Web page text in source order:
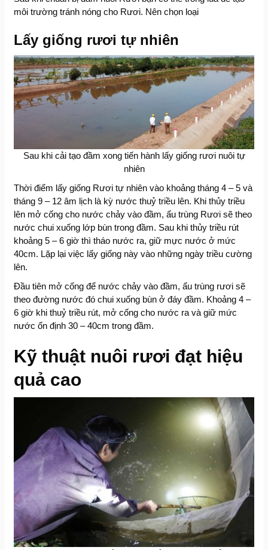
môi trường tránh nóng cho Rươi. Nên chọn loại
Lấy giống rươi tự nhiên
Sau khi cải tạo đầm xong tiến hành lấy giống rươi nuôi tự
nhiên
Thời điểm lấy giống Rươi tự nhiên vào khoảng tháng 4 – 5 và
tháng 9 – 12 âm lịch là kỳ nước thuỷ triều lên. Khi thủy triều
lên mở cống cho nước chảy vào đầm, ấu trùng Rươi sẽ theo
nước chui xuống lớp bùn trong đầm. Sau khi thủy triều rút
khoảng 5 – 6 giờ thì tháo nước ra, giữ mực nước ở mức
40cm. Lặp lại việc lấy giống này vào những ngày triều cường
lên.
Đầu tiên mở cống để nước chảy vào đầm, ấu trùng rươi sẽ
theo đường nước đó chui xuống bùn ở đáy đầm. Khoảng 4 –
6 giờ khi thuỷ triều rút, mở cống cho nước ra và giữ mức
nước ổn định 30 – 40cm trong đầm.
Kỹ thuật nuôi rươi đạt hiệu
quả cao